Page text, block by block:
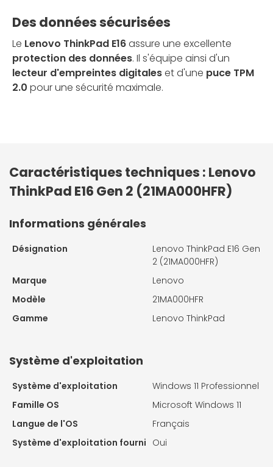
Des données sécurisées
Le Lenovo ThinkPad E16assure une excellente
protection des données. Il s'équipe ainsi d'un
lecteur d'empreintes digitaleset d'une puce TPM
2.0 pour une sécurité maximale.
Caractéristiques techniques : Lenovo
ThinkPad E16 Gen 2 (21MA000HFR)
Informations générales
Désignation
Lenovo ThinkPad E16 Gen
2 (21MA000HFR)
Marque
Lenovo
Modèle
21MA000HFR
Gamme
Lenovo ThinkPad
Système d'exploitation
Système d'exploitation
Windows 11 Professionnel
Famille OS
Microsoft Windows 11
Langue de l'OS
Français
Système d'exploitation fourni Oui